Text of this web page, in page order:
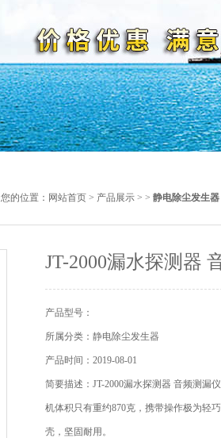
您的位置： 网站首页 > 产品展示 > > 静电除尘发生器
JT-2000漏水探测器
产品型号：
所属分类：静电除尘发生器
产品时间：2019-08-01
简要描述：JT-2000漏水探测器 音频测漏
机体积只有重约870克，携带操作极为轻
壳，坚固耐用。